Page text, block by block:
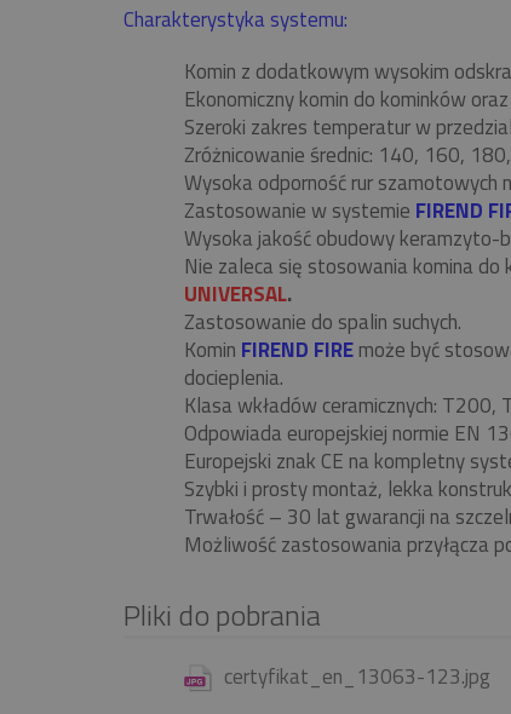
Charakterystyka systemu:
Komin z dodatkowym wysokim
Ekonomiczny komin do kominków
Szeroki zakres temperatur w
Zróżnicowanie średnic: 140, 160,
Wysoka odporność rur szamotowych
Zastosowanie w systemie FIREND
Wysoka jakość obudowy
Nie zaleca się stosowania komina
UNIVERSAL.
Zastosowanie do spalin suchych.
Komin FIREND FIREmoże być
docieplenia.
Klasa wkładów ceramicznych:
Odpowiada europejskiej normie EN
Europejski znak CE na kompletny
Szybki i prosty montaż, lekka
Trwałość – 30 lat gwarancji na
Możliwość zastosowania przyłącza
Pliki do pobrania
certyfikat_en_13063-123.jpg